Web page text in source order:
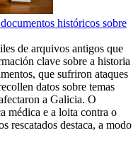
históricos sobre
de arquivos antigos que
clave sobre a historia
que sufriron ataques
datos sobre temas
a Galicia. O
médica e a loita contra o
rescatados destaca, a modo